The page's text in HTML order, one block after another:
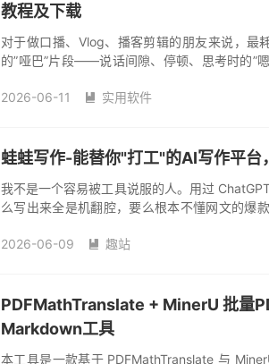
教程及下载
对于做口播、Vlog、播客剪辑的朋友来说，最
的”哑巴”片段——说话间隙、停顿、思考时的”
2026-06-11  实用软件
蛙蛙写作-能替你"打工"的AI写作平
我不是一个容易被工具说服的人。用过
么写出来全是机翻腔，要么根本不懂网文的爆
2026-06-09  趣站
PDFMathTranslate + MinerU 批量
Markdown工具
本工具是一款基于 PDFMathTranslate 与